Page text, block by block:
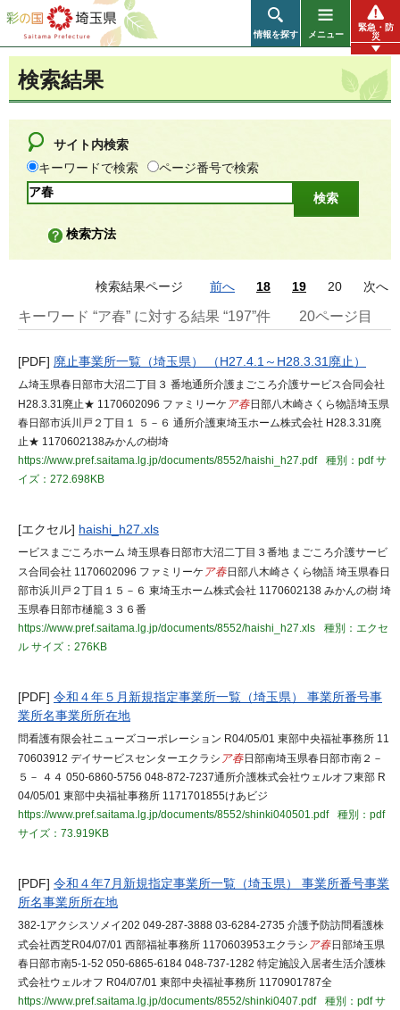
彩の国 埼玉県
情報を探す メニュー
緊急・防
災
検索結果
サイト内検索
キーワードで検索
ページ番号で検索
検索方法
検索結果ページ 前へ 18 19 20 次へ
キーワード “ア春” に対する結果 “197”件 20ページ目
[PDF] 廃止事業所一覧（埼玉県） （H27.4.1～H28.3.31廃止）
ム埼玉県春日部市大沼二丁目３ 番地通所介護まごころ介護サービス合同会社
H28.3.31廃止★ 1170602096 ファミリーケ ア春日部八木崎さくら物語埼玉県
春日部市浜川戸２丁目１ ５－６ 通所介護東埼玉ホーム株式会社 H28.3.31廃
止★ 1170602138みかんの樹埼
https://www.pref.saitama.lg.jp/documents/8552/haishi_h27.pdf
種別：pdfサ
イズ：272.698KB
[エクセル] haishi_h27.xls
ービスまごころホーム 埼玉県春日部市大沼二丁目３番地 まごころ介護サービ
ス合同会社 1170602096 ファミリーケ ア春日部八木崎さくら物語 埼玉県春日
部市浜川戸２丁目１５－６ 東埼玉ホーム株式会社 1170602138 みかんの樹 埼
玉県春日部市樋籠３３６番
https://www.pref.saitama.lg.jp/documents/8552/haishi_h27.xls
種別：エクセ
ル サイズ：276KB
[PDF] 令和４年５月新規指定事業所一覧（埼玉県） 事業所番号事
業所名事業所所在地
問看護有限会社ニューズコーポレーション R04/05/01 東部中央福祉事務所 11
70603912 デイサービスセンターエクラシ ア春日部南埼玉県春日部市南２－
５－ ４４ 050-6860-5756 048-872-7237通所介護株式会社ウェルオフ東部 R
04/05/01 東部中央福祉事務所 1171701855けあビジ
https://www.pref.saitama.lg.jp/documents/8552/shinki040501.pdf
種別：pdf
サイズ：73.919KB
[PDF] 令和４年7月新規指定事業所一覧（埼玉県） 事業所番号事業
所名事業所所在地
382-1アクシスソメイ202 049-287-3888 03-6284-2735 介護予防訪問看護株
式会社西芝R04/07/01 西部福祉事務所 1170603953エクラシ ア春日部埼玉県
春日部市南5-1-52 050-6865-6184 048-737-1282 特定施設入居者生活介護株
式会社ウェルオフ R04/07/01 東部中央福祉事務所 1170901787全
https://www.pref.saitama.lg.jp/documents/8552/shinki0407.pdf
種別：pdfサ